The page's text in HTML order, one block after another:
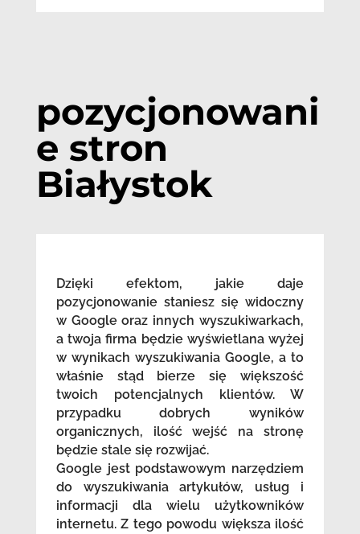
pozycjonowani
e stron
Białystok
Dzięki efektom, jakie daje
pozycjonowanie staniesz się widoczny
w Google oraz innych wyszukiwarkach,
a twoja firma będzie wyświetlana wyżej
w wynikach wyszukiwania Google, a to
właśnie stąd bierze się większość
twoich potencjalnych klientów. W
przypadku dobrych wyników
organicznych, ilość wejść na stronę
będzie stale się rozwijać.
Google jest podstawowym narzędziem
do wyszukiwania artykułów, usług i
informacji dla wielu użytkowników
internetu. Z tego powodu większa ilość